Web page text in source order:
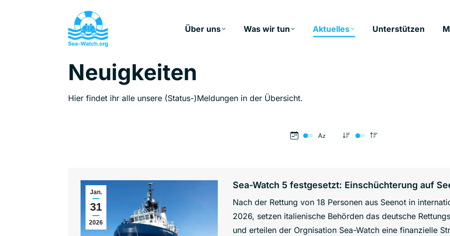
Über uns Was wir tun Aktuelles Unterstützen
Neuigkeiten
Hier findet ihr alle unsere (Status-)Meldungen in der Übersicht.
Jan.
31
2026
Sea-Watch 5 festgesetzt: Einschüchterung auf
Nach der Rettung von 18 Personen aus Seenot in
2026, setzen italienische Behörden das deutsche
und erteilen der Orgnisation Sea-Watch eine finanzielle